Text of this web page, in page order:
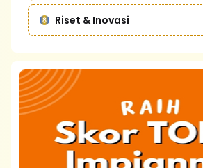
Riset & Inovasi